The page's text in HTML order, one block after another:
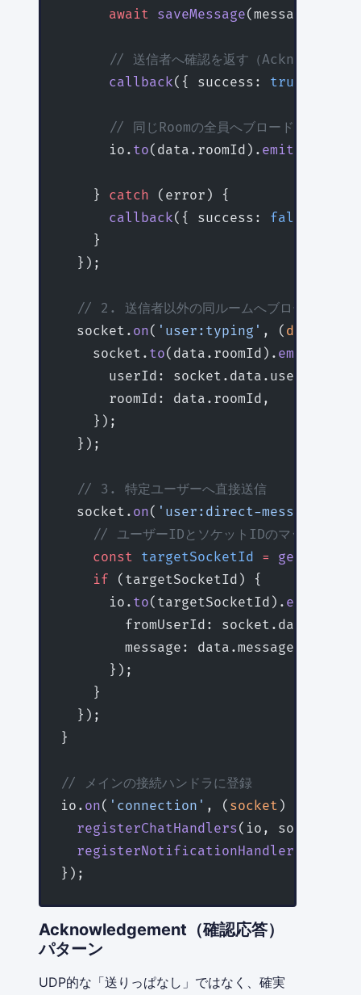
      await
saveMessage(message);
// 送信者へ確認を返す（
      callback
({ success: true
// 同じRoomの全員へブロードキャスト（
      io.
to(data.roomId). emit
    }
catch (error) {
      callback
({ success: false
    }
  });
// 2. 送信者以外の同ルームへブロードキャス
  socket.
on( 'user:typing' , ( data
    socket.
to(data.roomId). emit
      userId: socket.data.userId,
      roomId: data.roomId,
    });
  });
  // 3. 特定ユーザーへ直接送信
  socket.
on( 'user:direct-message'
// ユーザーIDとソケットIDのマッピングが
    const
targetSocketId =
    if
(targetSocketId) {
      io.
to(targetSocketId). emit
fromUserId:
        message: data.message,
      });
    }
  });
}
// メインの接続ハンドラに登録
io. on( 'connection' , ( socket )
  registerChatHandlers
(io, socket);
  registerNotificationHandlers
});
Acknowledgement（確認応答）
パターン
UDP的な「送りっぱなし」ではなく、確実